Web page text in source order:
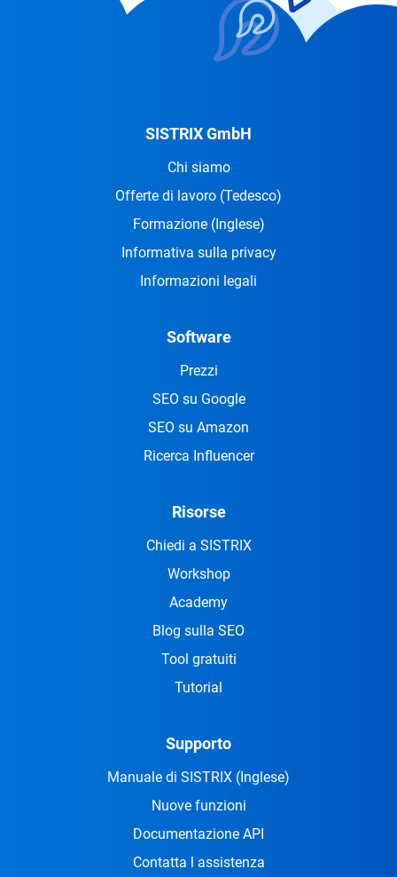
SISTRIX GmbH
Chi siamo
Offerte di lavoro (Tedesco)
Formazione (Inglese)
Informativa sulla privacy
Informazioni legali
Software
Prezzi
SEO su Google
SEO su Amazon
Ricerca Influencer
Risorse
Chiedi a SISTRIX
Workshop
Academy
Blog sulla SEO
Tool gratuiti
Tutorial
Supporto
Manuale di SISTRIX (Inglese)
Nuove funzioni
Documentazione API
Contatta l assistenza